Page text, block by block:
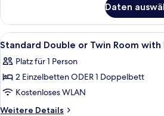
Erdgeschoss
Daten
Alle
Fotos
für
Standard
Double
or
Ein
5
Standard Double or Twin Room with
Platz für 1 Person
2 Einzelbetten ODER 1 Doppelbett
Kostenloses WLAN
Weitere Details
Weitere